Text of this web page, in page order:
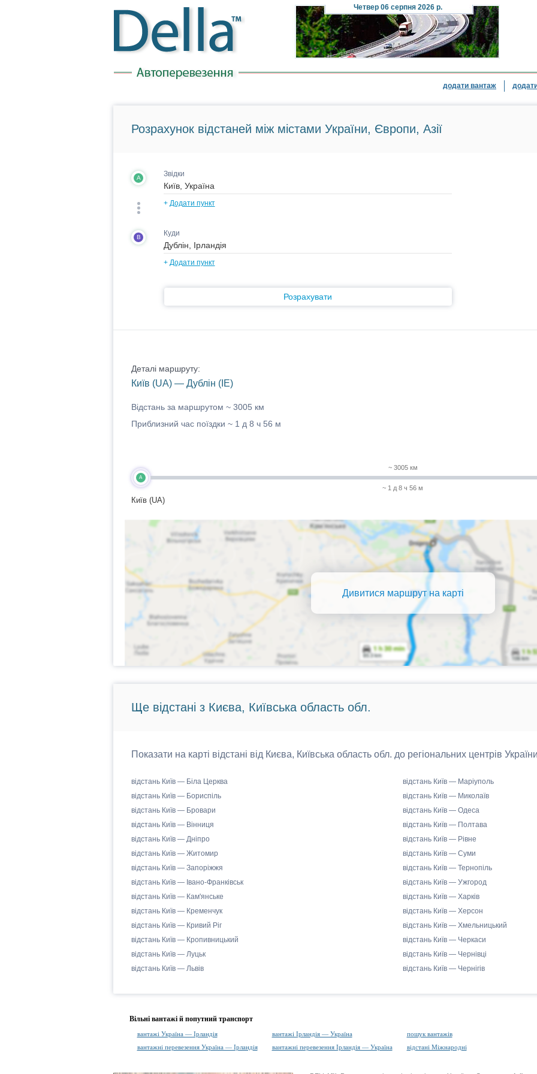
Четвер 06 серпня 2026 р.
додати вантаж
Розрахунок відстаней між містами України, Європи, Азії
A Звідки
+ Додати пункт
B Куди
+ Додати пункт
Розрахувати
Деталі маршруту:
Київ (UA) — Дублін (IE)
Відстань за маршрутом ~ 3005 км
Приблизний час поїздки ~ 1 д 8 ч 56 м
A
Київ (UA)
~ 3005 км
~ 1 д 8 ч 56 м
Дивитися маршрут на карті
Ще відстані з Києва, Київська область обл.
Показати на карті відстані від Києва, Київська область обл. до регіональних центрів
відстань Київ — Біла Церква
відстань Київ — Бориспіль
відстань Київ — Бровари
відстань Київ — Вінниця
відстань Київ — Дніпро
відстань Київ — Житомир
відстань Київ — Запоріжжя
відстань Київ — Івано-Франківськ
відстань Київ — Кам'янське
відстань Київ — Кременчук
відстань Київ — Кривий Ріг
відстань Київ — Кропивницький
відстань Київ — Луцьк
відстань Київ — Львів
відстань Київ — Маріуполь
відстань Київ — Миколаїв
відстань Київ — Одеса
відстань Київ — Полтава
відстань Київ — Рівне
відстань Київ — Суми
відстань Київ — Тернопіль
відстань Київ — Ужгород
відстань Київ — Харків
відстань Київ — Херсон
відстань Київ — Хмельницький
відстань Київ — Черкаси
відстань Київ — Чернівці
відстань Київ — Чернігів
Вільні вантажі й попутний транспорт
вантажі Україна — Ірландія вантажі Ірландія — Україна
пошук вантажів
вантажні перевезення Україна — Ірландія
вантажні перевезення Ірландія — Україна відстані Міжнародні